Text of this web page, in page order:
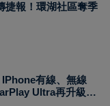
捷報！環湖社區奪季
有線、無線
Ultra再升級車